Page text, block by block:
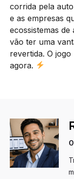
corrida pela
e as empresas
ecossistemas de
vão ter uma
revertida. O
agora.